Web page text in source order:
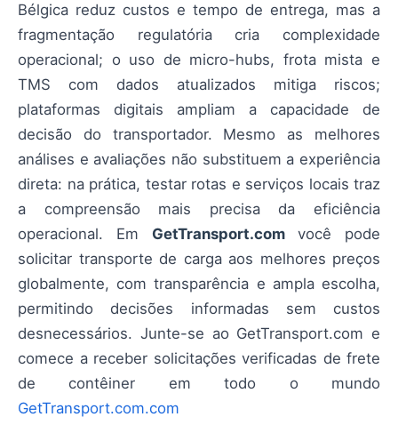
Bélgica reduz custos e tempo de entrega, mas a
fragmentação regulatória cria complexidade
operacional; o uso de micro-hubs, frota mista e
TMS com dados atualizados mitiga riscos;
plataformas digitais ampliam a capacidade de
decisão do transportador. Mesmo as melhores
análises e avaliações não substituem a experiência
direta: na prática, testar rotas e serviços locais traz
a compreensão mais precisa da eficiência
operacional. Em GetTransport.comvocê pode
solicitar transporte de carga aos melhores preços
globalmente, com transparência e ampla escolha,
permitindo decisões informadas sem custos
desnecessários. Junte-se ao GetTransport.com e
comece a receber solicitações verificadas de frete
de contêiner em todo o mundo
GetTransport.com.com